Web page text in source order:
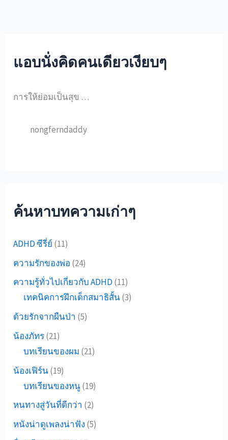
แอบนั่งคิดคนเดียวเงียบๆ
การให้ย่อมเป็นสุข …
nongferndaddy
ค้นหาบทความเก่าๆ
ADHD ซีรี่ย์ (11)
ความรักของพ่อ (24)
ความรู้ทั่วไปเกี่ยวกับ ADHD (11)
เทคนิคการฝึกเด็กสมาธิสั้น(3)
ด้วยรักจากผืนป่า (5)
น้องภัทร(21)
บทเรียนของผม (21)
น้องเฟิร์น(19)
บทเรียนของหนู(19)
หนทางสู่วันที่ดีกว่า (2)
หนังน่าดูเพลงน่าฟัง (5)